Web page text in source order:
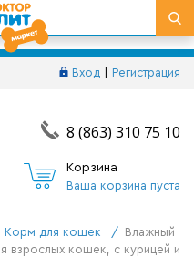
Вход Регистрация
8 (863) 310 75 10
Корзина
Ваша корзина пуста
Корм для кошек /
Влажный
взрослых кошек, с курицей и